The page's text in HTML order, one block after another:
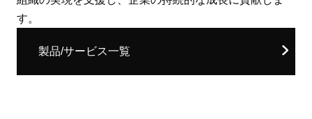
す。
製品/サービス一覧